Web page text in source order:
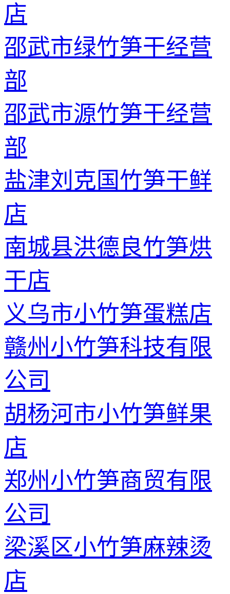
店
邵武市绿竹笋干经营
部
邵武市源竹笋干经营
部
盐津刘克国竹笋干鲜
店
南城县洪德良竹笋烘
干店
义乌市小竹笋蛋糕店
赣州小竹笋科技有限
公司
胡杨河市小竹笋鲜果
店
郑州小竹笋商贸有限
公司
梁溪区小竹笋麻辣烫
店